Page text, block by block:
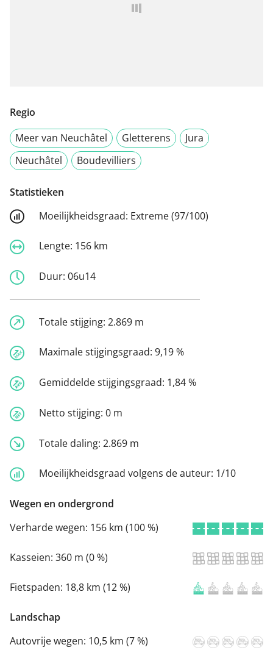
Regio
Meer van Neuchâtel
Gletterens
Jura
Neuchâtel
Boudevilliers
Statistieken
Moeilijkheidsgraad: Extreme (97/100)
Lengte: 156 km
Duur: 06u14
Totale stijging: 2.869 m
Maximale stijgingsgraad: 9,19 %
Gemiddelde stijgingsgraad: 1,84 %
Netto stijging: 0 m
Totale daling: 2.869 m
Moeilijkheidsgraad volgens de auteur: 1/10
Wegen en ondergrond
Verharde wegen: 156 km (100 %)
Kasseien: 360 m (0 %)
Fietspaden: 18,8 km (12 %)
Landschap
Autovrije wegen: 10,5 km (7 %)